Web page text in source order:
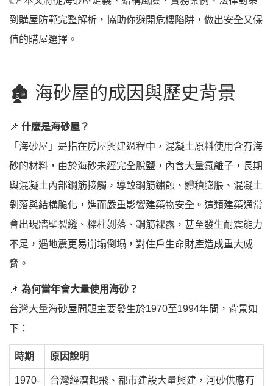
到購屋防範完整解析，協助你避開危樓陷阱，做出安全又保
值的購屋選擇。
🏚️ 海砂屋的成因與歷史背景
📌 什麼是海砂屋？
「海砂屋」是指在房屋興建過程中，混凝土原料使用含有海
砂的材料，由於海砂未經完全脫鹽，內含大量氯離子，長期
與混凝土內部鋼筋接觸，導致鋼筋鏽蝕、體積膨脹、混凝土
剝落與結構脆化，進而嚴重影響建築物安全。這類建築通常
會出現牆壁裂縫、樑柱剝落、鋼筋裸露，甚至發生耐震能力
不足，遇地震更易崩塌倒塌，對住戶生命財產造成重大威
脅。
📌 為何當年會大量使用海砂？
台灣大量海砂屋問題主要發生於1970至1994年間，背景如
下：
時期 原因說明
1970-
台灣經濟起飛、都市建設大量興建，河砂供應有